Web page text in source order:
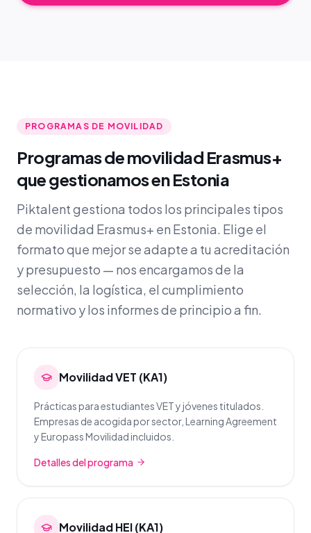
PROGRAMAS DE MOVILIDAD
Programas de movilidad Erasmus+
que gestionamos en Estonia
Piktalent gestiona todos los principales tipos
de movilidad Erasmus+ en Estonia. Elige el
formato que mejor se adapte a tu acreditación
y presupuesto — nos encargamos de la
selección, la logística, el cumplimiento
normativo y los informes de principio a fin.
Movilidad VET (KA1)
Prácticas para estudiantes VET y jóvenes titulados.
Empresas de acogida por sector, Learning Agreement
y Europass Movilidad incluidos.
Detalles del programa
Movilidad HEI (KA1)